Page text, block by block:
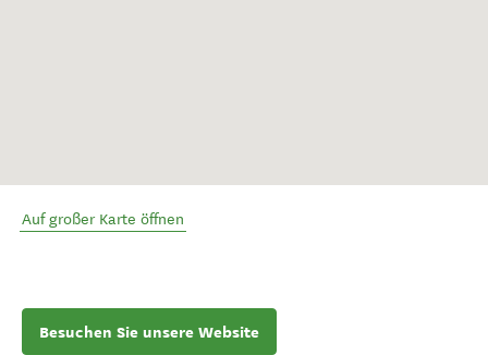
Auf großer Karte öffnen
Besuchen Sie unsere Website